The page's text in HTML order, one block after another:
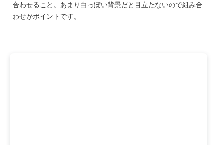
合わせること。あまり白っぽい背景だと目立たないので組み合
わせがポイントです。